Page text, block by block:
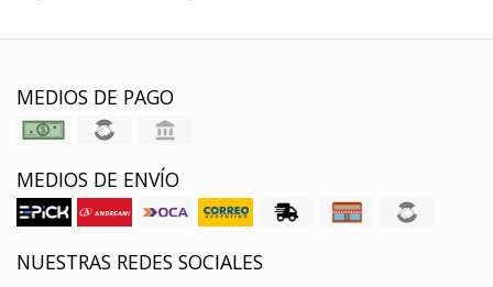
MEDIOS DE PAGO
MEDIOS DE ENVÍO
NUESTRAS REDES SOCIALES